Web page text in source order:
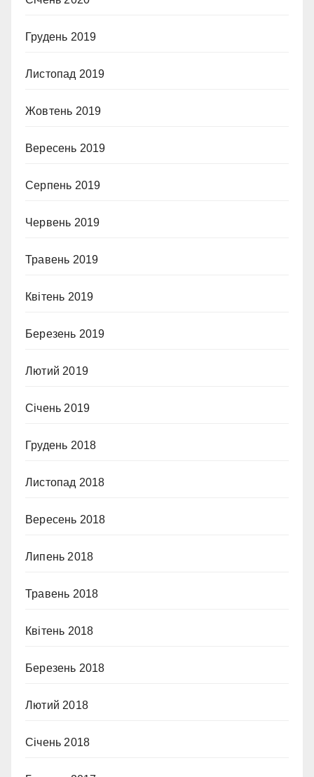
Грудень 2019
Листопад 2019
Жовтень 2019
Вересень 2019
Серпень 2019
Червень 2019
Травень 2019
Квітень 2019
Березень 2019
Лютий 2019
Січень 2019
Грудень 2018
Листопад 2018
Вересень 2018
Липень 2018
Травень 2018
Квітень 2018
Березень 2018
Лютий 2018
Січень 2018